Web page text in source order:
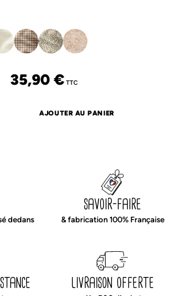
35,90 € TTC
AJOUTER AU PANIER
dedans
savoir-faire
& fabrication 100% Française
livraison offerte